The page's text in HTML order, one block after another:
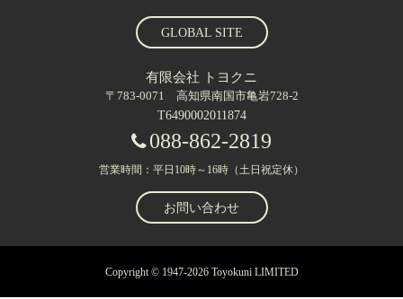
GLOBAL SITE
有限会社 トヨクニ
〒783-0071 高知県南国市亀岩728-2
T6490002011874
088-862-2819
営業時間：平日10時～16時（土日祝定休）
お問い合わせ
Copyright © 1947-2026 Toyokuni LIMITED